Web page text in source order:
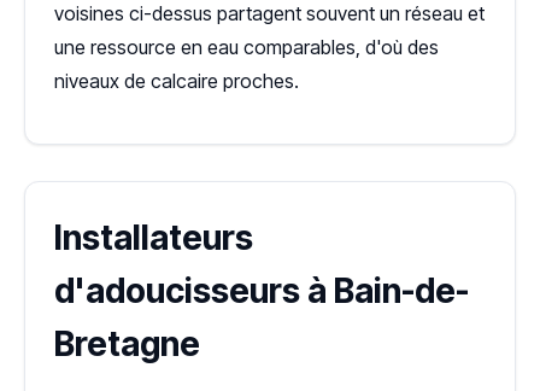
voisines ci-dessus partagent souvent un réseau et
une ressource en eau comparables, d'où des
niveaux de calcaire proches.
Installateurs
d'adoucisseurs à Bain-de-
Bretagne